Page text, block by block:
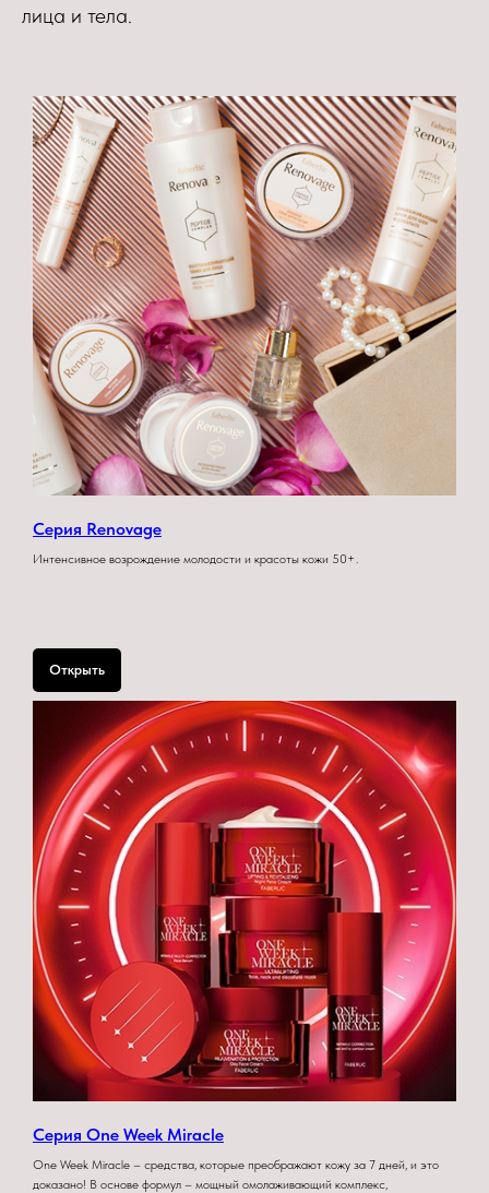
лица и тела.
Серия Renovage
Интенсивное возрождение молодости и красоты кожи 50+.
Открыть
Серия One Week Miracle
One Week Miracle – средства, которые преображают кожу за 7 дней, и это
доказано! В основе формул – мощный омолаживающий комплекс,